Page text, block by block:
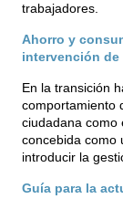
trabajadores.
Ahorro y
intervención de
En la transición
comportamiento
ciudadana como
concebida como
introducir la
Guía para la